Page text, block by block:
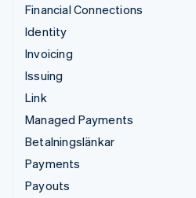
Financial Connections
Identity
Invoicing
Issuing
Link
Managed Payments
Betalningslänkar
Payments
Payouts